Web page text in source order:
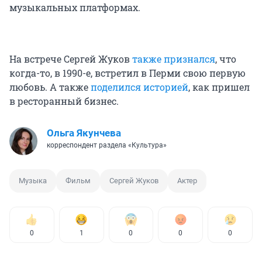
музыкальных платформах.
На встрече Сергей Жуковтакже признался, что
когда-то, в 1990-е, встретил в Перми свою первую
любовь. А такжеподелился историей, как пришел
в ресторанный бизнес.
Ольга Якунчева
корреспондент раздела «Культура»
Музыка Фильм Сергей Жуков Актер
0 1 0 0 0